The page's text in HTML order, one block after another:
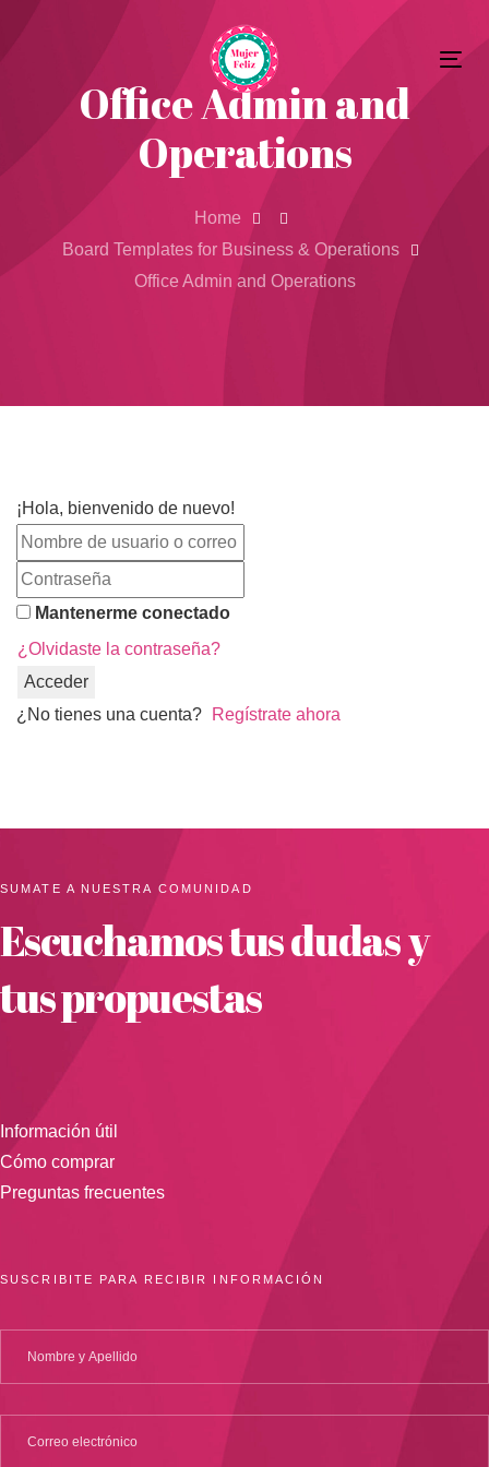
Skip
links
navigation Office Admin and
Operations
Home
Board Templates for Business & Operations
Office Admin and Operations
¡Hola, bienvenido de nuevo!
Mantenerme conectado
¿Olvidaste la contraseña?
Acceder
¿No tienes una cuenta?
Regístrate ahora
SUMATE A NUESTRA COMUNIDAD
Escuchamos tus dudas y
tus propuestas
Información útil
Cómo comprar
Preguntas frecuentes
SUSCRIBITE PARA RECIBIR INFORMACIÓN